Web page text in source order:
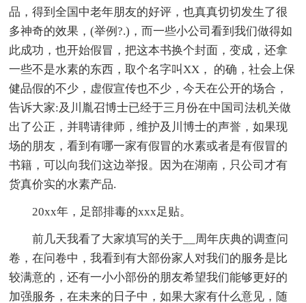
品，得到全国中老年朋友的好评，也真真切切发生了很
多神奇的效果，(举例?.)，而一些小公司看到我们做得如
此成功，也开始假冒，把这本书换个封面，变成，还拿
一些不是水素的东西，取个名字叫XX， 的确，社会上保
健品假的不少，虚假宣传也不少，今天在公开的场合，
告诉大家:及川胤召博士已经于三月份在中国司法机关做
出了公正，并聘请律师，维护及川博士的声誉，如果现
场的朋友，看到有哪一家有假冒的水素或者是有假冒的
书籍，可以向我们这边举报。因为在湖南，只公司才有
货真价实的水素产品.
20xx年，足部排毒的xxx足贴。
前几天我看了大家填写的关于__周年庆典的调查问
卷，在问卷中，我看到有大部份家人对我们的服务是比
较满意的，还有一小小部份的朋友希望我们能够更好的
加强服务，在未来的日子中，如果大家有什么意见，随